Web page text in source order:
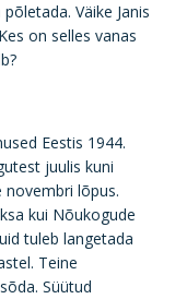
Väike Janis
on selles vanas
Eestis 1944.
juulis kuni
novembri lõpus.
kui Nõukogude
tuleb langetada
Teine
Süütud